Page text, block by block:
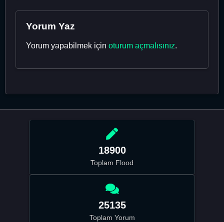
Yorum Yaz
Yorum yapabilmek için oturum açmalısınız.
18900
Toplam Flood
25135
Toplam Yorum